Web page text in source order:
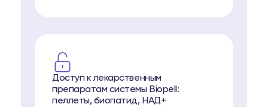
Доступ к лекарственным
препаратам системы Biopell:
пеллеты, биопатид, НАД+